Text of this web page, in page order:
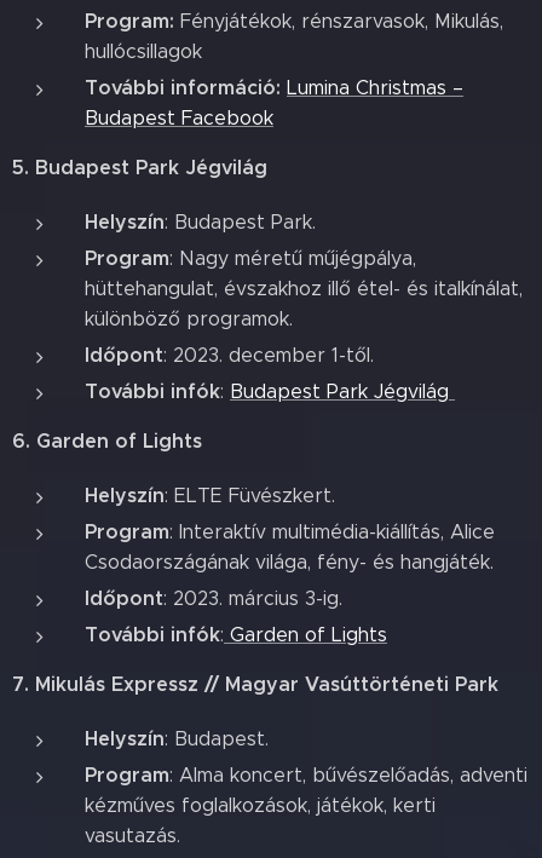
Program: Fényjátékok, rénszarvasok, Mikulás,
hullócsillagok
További információ: Lumina Christmas –
Budapest Facebook
5. Budapest Park Jégvilág
Helyszín: Budapest Park.
Program: Nagy méretű műjégpálya,
hüttehangulat, évszakhoz illő étel- és italkínálat,
különböző programok.
Időpont: 2023. december 1-től.
További infók: Budapest Park Jégvilág
6. Garden of Lights
Helyszín: ELTE Füvészkert.
Program: Interaktív multimédia-kiállítás, Alice
Csodaországának világa, fény- és hangjáték.
Időpont: 2023. március 3-ig.
További infók: Garden of Lights
7. Mikulás Expressz // Magyar Vasúttörténeti Park
Helyszín: Budapest.
Program: Alma koncert, bűvészelőadás, adventi
kézműves foglalkozások, játékok, kerti
vasutazás.